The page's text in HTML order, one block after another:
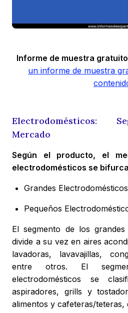
Informe de muestra
un informe de muestra
Electrodomésticos:
Mercado
Según el producto, el
electrodomésticos se
Grandes Electrodomésticos
Pequeños
El segmento de los
divide a su vez en aires
lavadoras, lavavajillas,
entre otros. El
electrodomésticos se
aspiradores, grills y
alimentos y cafeteras/teteras,